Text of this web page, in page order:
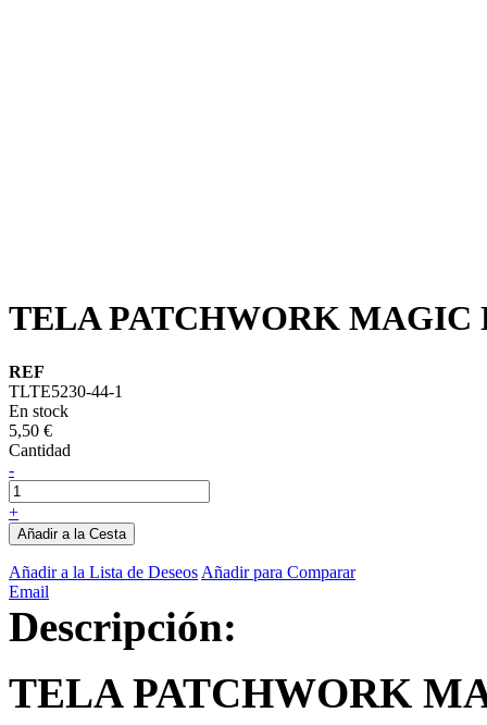
TELA PATCHWORK MAGIC
REF
TLTE5230-44-1
En stock
5,50 €
Cantidad
-
+
Añadir a la Cesta
Añadir a la Lista de Deseos Añadir para Comparar
Email
Descripción:
TELA PATCHWORK